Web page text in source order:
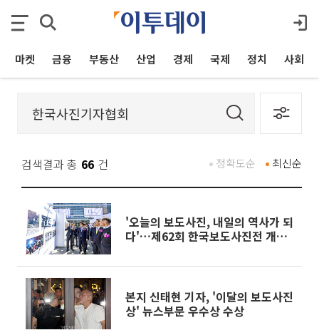
마켓 금융 부동산 산업 경제 국제 정치 사회
검색결과 총 66 건 최신순
정확도순
'오늘의 보도사진, 내일의 역사가 되
다'…제62회 한국보도사진전 개막
본지 신태현 기자, '이달의 보도사진
상' 뉴스부문 우수상 수상